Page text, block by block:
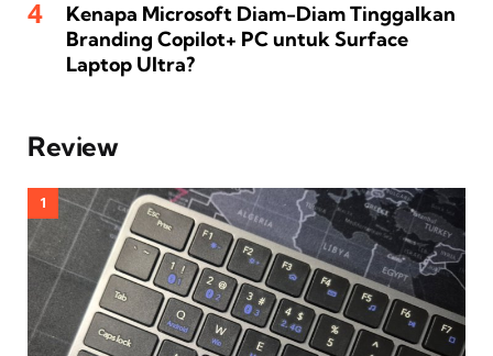
Kenapa Microsoft Diam-Diam Tinggalkan
Branding Copilot+ PC untuk Surface
Laptop Ultra?
Review